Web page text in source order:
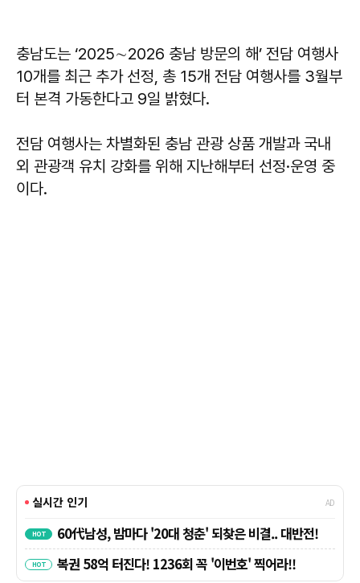
충남도는 ‘2025∼2026 충남 방문의 해’ 전담 여행사
10개를 최근 추가 선정, 총 15개 전담 여행사를 3월부
터 본격 가동한다고 9일 밝혔다.
전담 여행사는 차별화된 충남 관광 상품 개발과 국내
외 관광객 유치 강화를 위해 지난해부터 선정·운영 중
이다.